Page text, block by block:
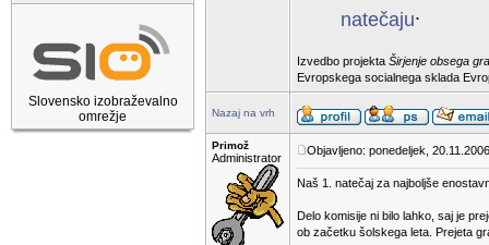
Slovensko izobraževalno
omrežje
natečaju.
Izvedbo projekta Širjenje obsega
Evropskega socialnega sklada
Nazaj na vrh
Primož
Administrator
Objavljeno: ponedeljek,
Naš 1. natečaj za najboljše
Delo komisije ni bilo lahko, saj je
ob začetku šolskega leta. Prejeta